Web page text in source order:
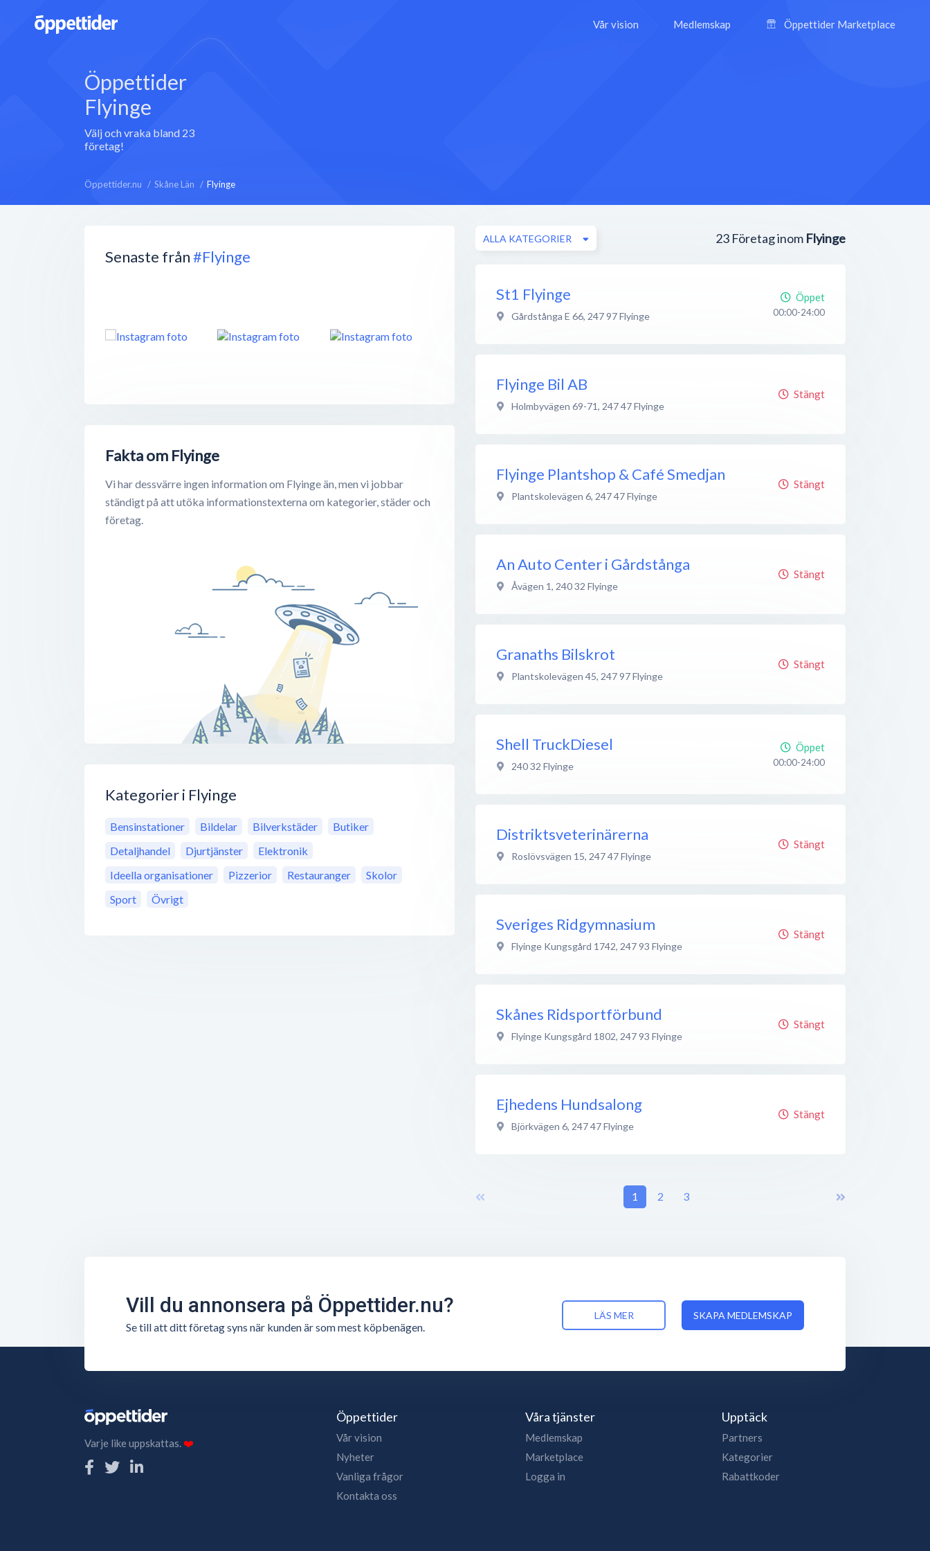
Vår vision Medlemskap Öppettider Marketplace
Öppettider
Flyinge
Välj och vraka bland 23
företag!
Öppettider.nu Skåne Län Flyinge
Senaste från#Flyinge
Fakta om Flyinge
Vi har dessvärre ingen information om Flyinge än, men vi jobbar
ständigt på att utöka informationstexterna om kategorier, städer och
företag.
Kategorier i Flyinge
Bensinstationer Bildelar Bilverkstäder
Butiker
Detaljhandel
Djurtjänster
Elektronik
Ideella organisationer
Pizzerior Restauranger
Skolor
Sport
Övrigt
23 Företag inom Flyinge
ALLA KATEGORIER
St1 Flyinge
Gårdstånga E 66, 247 97Flyinge
Öppet
00:00-24:00
Flyinge Bil AB
Holmbyvägen 69-71, 247 47Flyinge
Stängt
Flyinge Plantshop & Café Smedjan
Plantskolevägen 6, 247 47Flyinge
Stängt
An Auto Center i Gårdstånga
Åvägen 1, 240 32 Flyinge
Stängt
Granaths Bilskrot
Plantskolevägen 45, 247 97Flyinge
Stängt
Shell TruckDiesel
240 32 Flyinge
Öppet
00:00-24:00
Distriktsveterinärerna
Roslövsvägen 15, 247 47Flyinge
Stängt
Sveriges Ridgymnasium
Flyinge Kungsgård 1742, 247 93 Flyinge
Stängt
Skånes Ridsportförbund
Flyinge Kungsgård 1802, 247 93 Flyinge
Stängt
Ejhedens Hundsalong
Björkvägen 6, 247 47Flyinge
Stängt
1 2 3
Vill du annonsera på Öppettider.nu?
Se till att ditt företag syns när kunden är som mest köpbenägen.
LÄS MER SKAPA MEDLEMSKAP
Varje like uppskattas.❤️
Öppettider
Vår vision
Nyheter
Vanliga frågor
Kontakta oss
Våra tjänster
Medlemskap
Marketplace
Logga in
Upptäck
Partners
Kategorier
Rabattkoder